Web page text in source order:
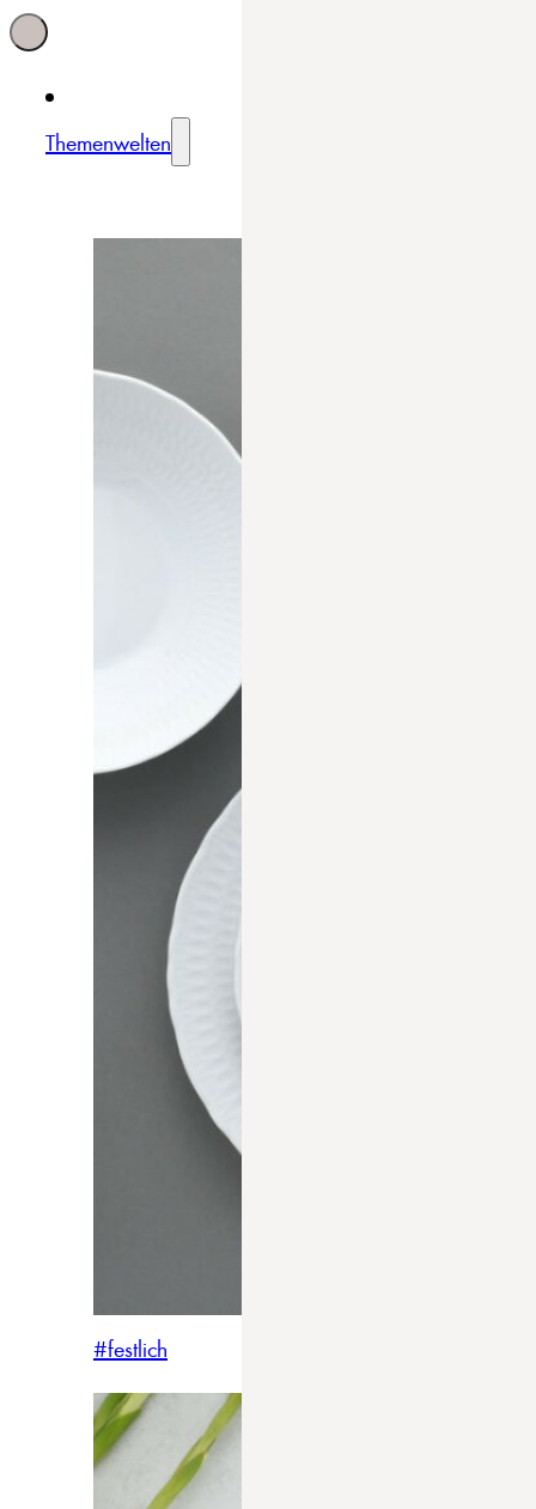
Themenwelten
#festlich